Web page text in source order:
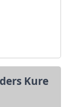
Kure